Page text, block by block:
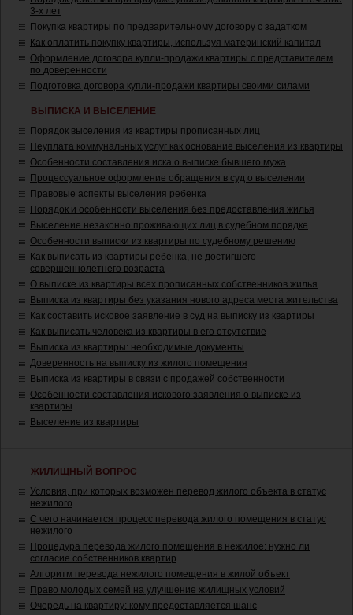
3-х лет
Покупка квартиры по предварительному договору с задатком
Как оплатить покупку квартиры, используя материнский капитал
Оформление договора купли-продажи квартиры с представителем
по доверенности
Подготовка договора купли-продажи квартиры своими силами
ВЫПИСКА И ВЫСЕЛЕНИЕ
Порядок выселения из квартиры прописанных лиц
Неуплата коммунальных услуг как основание выселения из квартиры
Особенности составления иска о выписке бывшего мужа
Процессуальное оформление обращения в суд о выселении
Правовые аспекты выселения ребенка
Порядок и особенности выселения без предоставления жилья
Выселение незаконно проживающих лиц в судебном порядке
Особенности выписки из квартиры по судебному решению
Как выписать из квартиры ребенка, не достигшего
совершеннолетнего возраста
О выписке из квартиры всех прописанных собственников жилья
Выписка из квартиры без указания нового адреса места жительства
Как составить исковое заявление в суд на выписку из квартиры
Как выписать человека из квартиры в его отсутствие
Выписка из квартиры: необходимые документы
Доверенность на выписку из жилого помещения
Выписка из квартиры в связи с продажей собственности
Особенности составления искового заявления о выписке из
квартиры
Выселение из квартиры
ЖИЛИЩНЫЙ ВОПРОС
Условия, при которых возможен перевод жилого объекта в статус
нежилого
С чего начинается процесс перевода жилого помещения в статус
нежилого
Процедура перевода жилого помещения в нежилое: нужно ли
согласие собственников квартир
Алгоритм перевода нежилого помещения в жилой объект
Право молодых семей на улучшение жилищных условий
Очередь на квартиру: кому предоставляется шанс